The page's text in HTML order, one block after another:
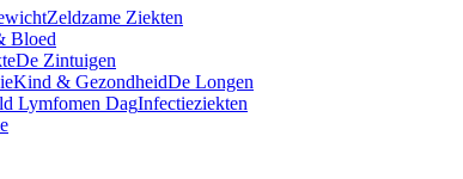
Zeldzame Ziekten
Bloed
De Zintuigen
Kind & GezondheidDe Longen
Lymfomen DagInfectieziekten